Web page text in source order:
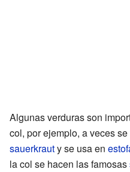
Algunas verduras son
col, por ejemplo, a veces
sauerkrauty se usa en
la col se hacen las famosas